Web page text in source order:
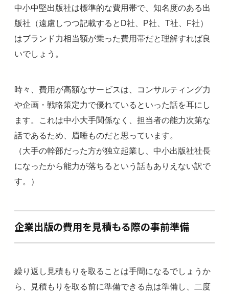
中小中堅出版社は標準的な費用帯で、知名度のある出
版社（遠慮しつつ記載するとD社、P社、T社、F社）
はブランド力相当額が乗った費用帯だと理解すれば良
いでしょう。
時々、費用が高額なサービスは、コンサルティング力
や企画・戦略策定力で優れているといった話を耳にし
ます。これは中小大手関係なく、担当者の能力次第な
話であるため、眉唾ものだと思っています。
（大手の幹部だった方が独立起業し、中小出版社社長
になったから能力が落ちるという話もありえない訳で
す。）
企業出版の費用を見積もる際の事前準備
繰り返し見積もりを取ることは手間になるでしょうか
ら、見積もりを取る前に準備できる点は準備し、二度